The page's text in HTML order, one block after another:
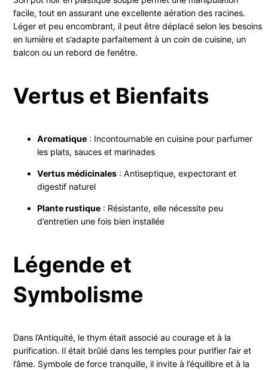
facile, tout en assurant une excellente aération des racines.
Léger et peu encombrant, il peut être déplacé selon les besoins
en lumière et s’adapte parfaitement à un coin de cuisine, un
balcon ou un rebord de fenêtre.
Vertus et Bienfaits
Aromatique : Incontournable en cuisine pour parfumer
les plats, sauces et marinades
Vertus médicinales : Antiseptique, expectorant et
digestif naturel
Plante rustique : Résistante, elle nécessite peu
d’entretien une fois bien installée
Légende et
Symbolisme
Dans l’Antiquité, le thym était associé au courage et à la
purification. Il était brûlé dans les temples pour purifier l’air et
l’âme. Symbole de force tranquille, il invite à l’équilibre et à la